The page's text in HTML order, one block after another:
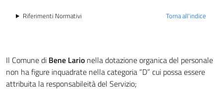
Torna all'indice
Riferimenti Normativi
Il Comune di Bene Lario nella dotazione organica del personale
non ha figure inquadrate nella categoria “D” cui possa essere
attribuita la responsabileità del Servizio;